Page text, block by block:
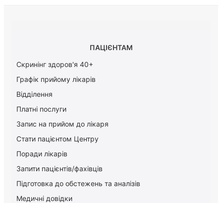
ПАЦІЄНТАМ
Скринінг здоров'я 40+
Графік прийому лікарів
Відділення
Платні послуги
Запис на прийом до лікаря
Стати пацієнтом Центру
Поради лікарів
Запити пацієнтів/фахівців
Підготовка до обстежень та аналізів
Медичні довідки